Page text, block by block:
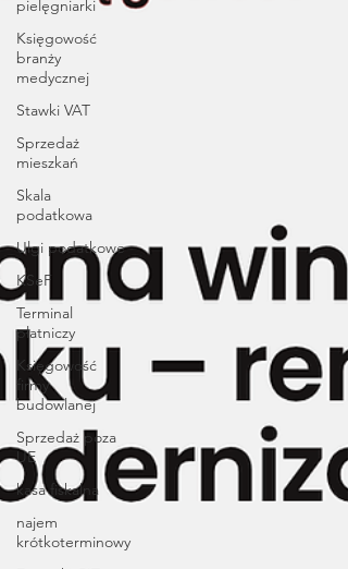
pielęgniarki
Księgowość
branży
medycznej
Stawki VAT
Sprzedaż
mieszkań
Skala
podatkowa
Ulgi podatkowe
KSeF
Terminal
płatniczy
Księgowość
firmy
budowlanej
Sprzedaż poza
UE
kasa fiskalna
najem
krótkoterminowy